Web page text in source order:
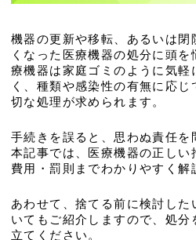
機器の更新や移転、あるいは閉
くなった医療機器の処分に頭
療機器は家庭ゴミのように気軽
く、種類や感染性の有無に応
切な処理が求められます。
手続きを誤ると、思わぬ責任を
本記事では、医療機器の正しい
費用・罰則までわかりやすく解
あわせて、捨てる前に検討した
いてもご紹介しますので、処
立てください。